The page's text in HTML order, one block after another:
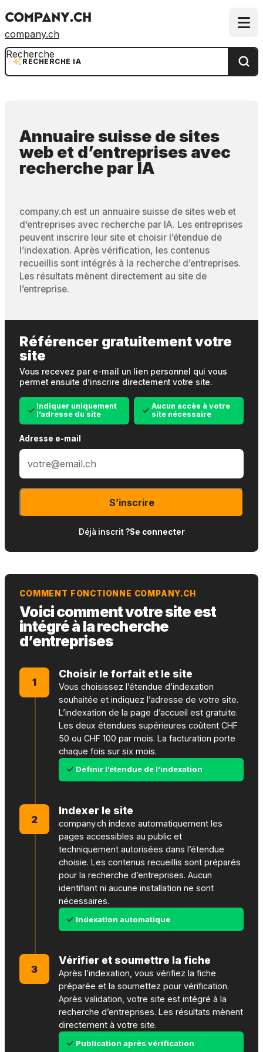
company.ch
RECHERCHE IA
Recherche
Annuaire suisse de sites
web et d’entreprises avec
recherche par IA
company.ch est un annuaire suisse de sites web et
d’entreprises avec recherche par IA. Les entreprises
peuvent inscrire leur site et choisir l’étendue de
l’indexation. Après vérification, les contenus
recueillis sont intégrés à la recherche d’entreprises.
Les résultats mènent directement au site de
l’entreprise.
Référencer gratuitement votre
site
Vous recevez par e-mail un lien personnel qui vous
permet ensuite d’inscrire directement votre site.
Indiquer uniquement
l’adresse du site
Aucun accès à votre
site nécessaire
Adresse e-mail
S’inscrire
Déjà inscrit ?Se connecter
COMMENT FONCTIONNE COMPANY.CH
Voici comment votre site est
intégré à la recherche
d’entreprises
1
Choisir le forfait et le site
Vous choisissez l’étendue d’indexation
souhaitée et indiquez l’adresse de votre site.
L’indexation de la page d’accueil est gratuite.
Les deux étendues supérieures coûtent CHF
50 ou CHF 100 par mois. La facturation porte
chaque fois sur six mois.
Définir l’étendue de l’indexation
2
Indexer le site
company.ch indexe automatiquement les
pages accessibles au public et
techniquement autorisées dans l’étendue
choisie. Les contenus recueillis sont préparés
pour la recherche d’entreprises. Aucun
identifiant ni aucune installation ne sont
nécessaires.
Indexation automatique
3
Vérifier et soumettre la fiche
Après l’indexation, vous vérifiez la fiche
préparée et la soumettez pour vérification.
Après validation, votre site est intégré à la
recherche d’entreprises. Les résultats mènent
directement à votre site.
Publication après vérification